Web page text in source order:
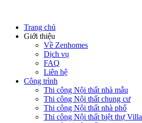
Trang chủ
Giới thiệu
Về Zenhomes
Dịch vụ
FAQ
Liên hệ
Công trình
Thi công Nội thất nhà mẫu
Thi công Nội thất chung cư
Thi công Nội thất nhà phố
Thi công Nội thất biệt thự Villa